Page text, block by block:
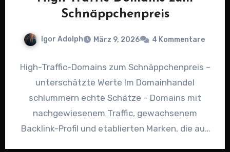
Schnäppchenpreis
Igor Adolph März 9, 2026 4 Kommentare
High-Traffic-Domains zum Schnäppchenpreis –
unterschätzte Werte Im Domainhandel
schlummern echte Schätze – Domains mit
nachgewiesenem Traffic, gewachsenem
Backlink-Profil und etablierten Marken, die aus